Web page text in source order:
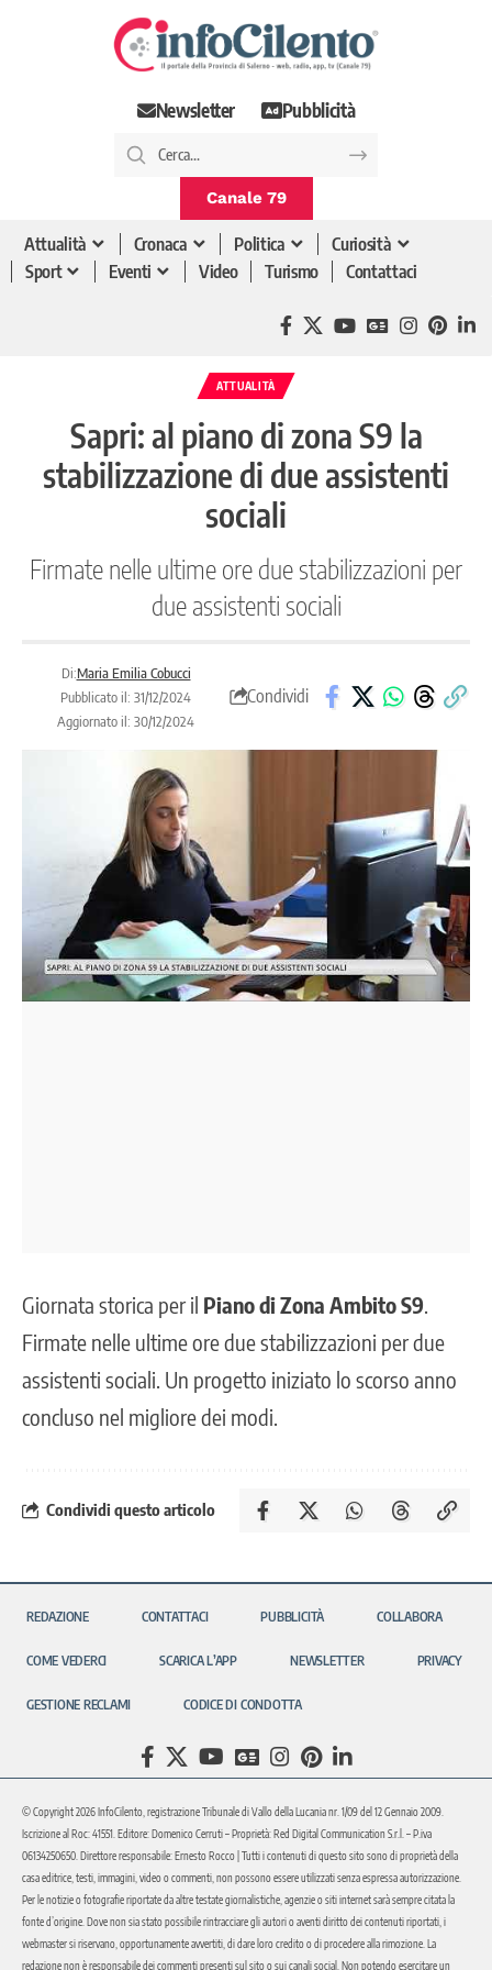
Newsletter Pubblicità
Canale 79
Attualità Cronaca Politica
Curiosità
Sport
Eventi Video Turismo Contattaci
ATTUALITÀ
Sapri: al piano di zona S9 la
stabilizzazione di due assistenti
sociali
Firmate nelle ultime ore due stabilizzazioni per
due assistenti sociali
Di:Maria Emilia Cobucci
Pubblicato il: 31/12/2024
Aggiornato il: 30/12/2024
Condividi
Giornata storica per il Piano di Zona Ambito S9
Firmate nelle ultime ore due stabilizzazioni per due
assistenti sociali. Un progetto iniziato lo scorso anno
concluso nel migliore dei modi.
Condividi questo articolo
REDAZIONE CONTATTACI PUBBLICITÀ COLLABORA
COME VEDERCI SCARICA L’APP NEWSLETTER PRIVACY
GESTIONE RECLAMI CODICE DI CONDOTTA
© Copyright 2026 InfoCilento, registrazione Tribunale di Vallo della Lucania nr. 1/09 del 12 Gennaio 2009.
Iscrizione al Roc: 41551. Editore: Domenico Cerruti – Proprietà: Red Digital Communication S.r.l. – P.iva
06134250650. Direttore responsabile: Ernesto Rocco | Tutti i contenuti di questo sito sono di proprietà della
casa editrice, testi, immagini, video o commenti, non possono essere utilizzati senza espressa autorizzazione.
Per le notizie o fotografie riportate da altre testate giornalistiche, agenzie o siti internet sarà sempre citata la
fonte d’origine. Dove non sia stato possibile rintracciare gli autori o aventi diritto dei contenuti riportati, i
webmaster si riservano, opportunamente avvertiti, di dare loro credito o di procedere alla rimozione. La
redazione non è responsabile dei commenti presenti sul sito o sui canali social. Non potendo esercitare un